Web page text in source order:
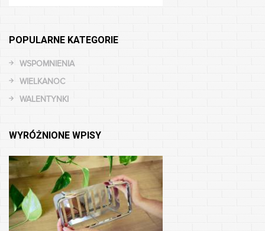
POPULARNE KATEGORIE
WSPOMNIENIA
WIELKANOC
WALENTYNKI
WYRÓŻNIONE WPISY